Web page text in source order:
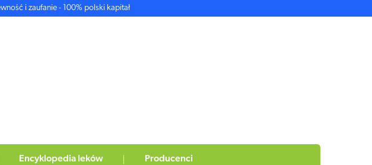
i zaufanie - 100% polski kapitał
Encyklopedia leków Producenci